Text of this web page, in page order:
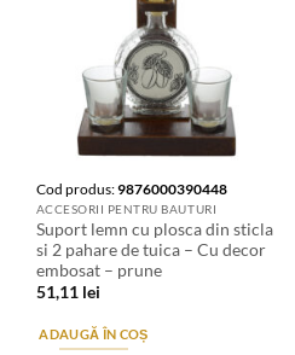
Cod produs:9876000390448
ACCESORII PENTRU BAUTURI
Suport lemn cu plosca din sticla
si 2 pahare de tuica – Cu decor
embosat – prune
51,11 lei
ADAUGĂ ÎN COȘ